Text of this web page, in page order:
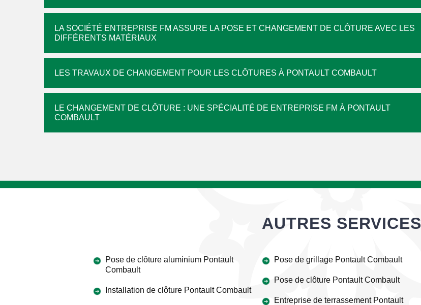
LA SOCIÉTÉ ENTREPRISE FM ASSURE LA POSE ET CHANGEMENT DE CLÔTURE AVEC LES
DIFFÉRENTS MATÉRIAUX
LES TRAVAUX DE CHANGEMENT POUR LES CLÔTURES À PONTAULT COMBAULT
LE CHANGEMENT DE CLÔTURE : UNE SPÉCIALITÉ DE ENTREPRISE FM À PONTAULT
COMBAULT
AUTRES SERVICES
Pose de clôture aluminium Pontault
Combault
Installation de clôture Pontault Combault
Pose de grillage Pontault Combault
Pose de clôture Pontault Combault
Entreprise de terrassement Pontault